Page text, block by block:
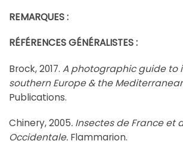
REMARQUES :
RÉFÉRENCES GÉNÉRALISTES :
Brock, 2017. A photographic guide to
southern Europe & the
Publications.
Chinery, 2005. Insectes de France et
Occidentale. Flammarion.